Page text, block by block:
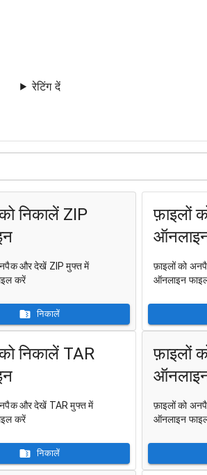
रेटिंग दें
निकालें ZIP
और देखें ZIP मुफ्त में
करें
निकालें
फ़ाइलों
फ़ाइलों को
ऑनलाइन
निकालें TAR
और देखें TAR मुफ्त में
करें
निकालें
फ़ाइलों
फ़ाइलों को
ऑनलाइन